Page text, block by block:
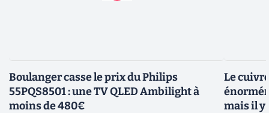
Boulanger casse le prix du Philips
55PQS8501 : une TV QLED Ambilight à
moins de 480€
Le
mais il y